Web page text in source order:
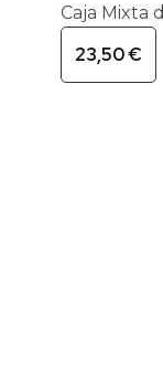
Caja Mixta
23,50€